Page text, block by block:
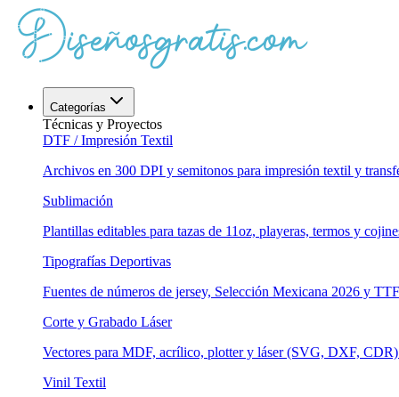
Categorías
Técnicas y Proyectos
DTF / Impresión Textil
Archivos en 300 DPI y semitonos para impresión textil y
Sublimación
Plantillas editables para tazas de 11oz, playeras, termos y
Tipografías Deportivas
Fuentes de números de jersey, Selección Mexicana 2026 y
Corte y Grabado Láser
Vectores para MDF, acrílico, plotter y láser (SVG, DXF,
Vinil Textil